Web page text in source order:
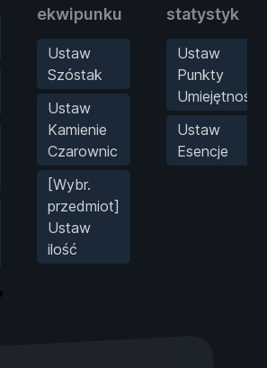
ekwipunku
Ustaw
Szóstak
Ustaw
Kamienie
Czarownic
[Wybr.
przedmiot]
Ustaw
ilość
statystyk
Ustaw
Punkty
Umiejętności
Ustaw
Esencje